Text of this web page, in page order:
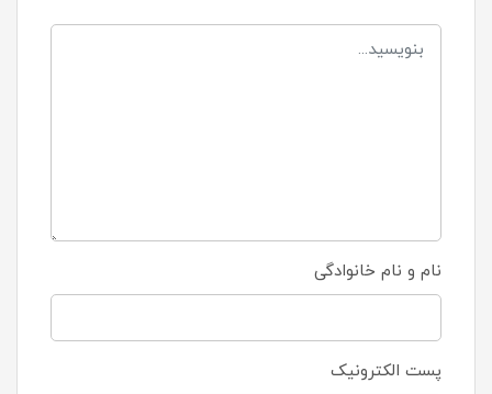
نام و نام خانوادگی
پست الکترونیک